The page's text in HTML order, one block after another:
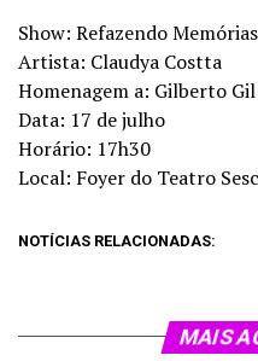
Show: Refazendo Memórias
Artista: Claudya Costta
Homenagem a: Gilberto Gil
Data: 17 de julho
Horário: 17h30
Local: Foyer do Teatro
NOTÍCIAS RELACIONADAS:
MAIS